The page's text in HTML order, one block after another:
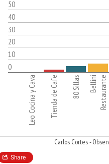
50
40
30
20
10
0
Leo Cocina y Cava Tienda de Cafe 80 Sillas Bellini Restaurante
Carlos Cortes -
Share